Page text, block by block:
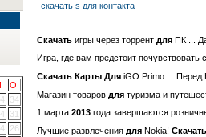
О
34
31
26
скачать s для контакта
Скачать игры через торрент для ПК ...
Игра, где вам предстоит
Скачать Карты Для iGO Primo ... Перед
Магазин товаров для туризма и
1 марта 2013 года завершаются
Лучшие развлечения для Nokia! Скачать